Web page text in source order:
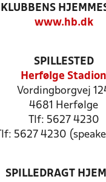
KLUBBENS
www.hb.dk
SPILLESTED
Herfølge Stadion
Vordingborgvej
4681 Herfølge
Tlf: 5627 4230
Tlf: 5627 4230
SPILLEDRAGT